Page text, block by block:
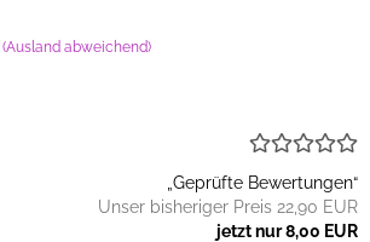
(Ausland abweichend)
„Geprüfte Bewertungen“
Unser bisheriger Preis 22,90 EUR
jetzt nur 8,00 EUR